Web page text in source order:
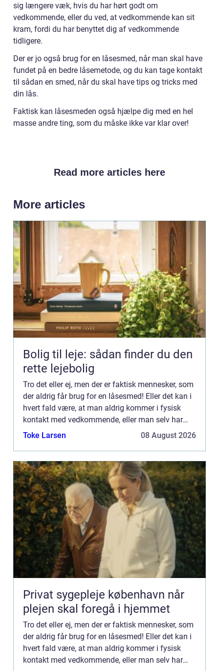
sig længere væk, hvis du har hørt godt om
vedkommende, eller du ved, at vedkommende kan sit
kram, fordi du har benyttet dig af vedkommende
tidligere.
Der er jo også brug for en låsesmed, når man skal have
fundet på en bedre låsemetode, og du kan tage kontakt
til sådan en smed, når du skal have tips og tricks med
din lås.
Faktisk kan låsesmeden også hjælpe dig med en hel
masse andre ting, som du måske ikke var klar over!
Read more articles here
More articles
Bolig til leje: sådan finder du den
rette lejebolig
Tro det eller ej, men der er faktisk mennesker, som
der aldrig får brug for en låsesmed! Eller det kan i
hvert fald være, at man aldrig kommer i fysisk
kontakt med vedkommende, eller man selv har
valgt den præcise smed, for de...
Toke Larsen 08 August 2026
Privat sygepleje københavn når
plejen skal foregå i hjemmet
Tro det eller ej, men der er faktisk mennesker, som
der aldrig får brug for en låsesmed! Eller det kan i
hvert fald være, at man aldrig kommer i fysisk
kontakt med vedkommende, eller man selv har